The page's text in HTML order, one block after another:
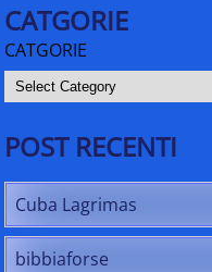
CATGORIE
CATGORIE
POST RECENTI
Cuba Lagrimas
bibbiaforse